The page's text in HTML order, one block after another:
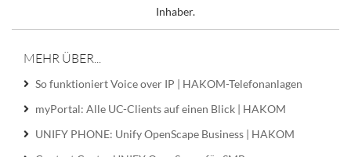
Inhaber.
MEHR ÜBER...
So funktioniert Voice over IP | HAKOM-Telefonanlagen
myPortal: Alle UC-Clients auf einen Blick | HAKOM
UNIFY PHONE: Unify OpenScape Business | HAKOM